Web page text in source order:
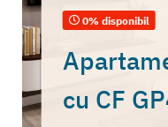
0% disponibil
cu CF